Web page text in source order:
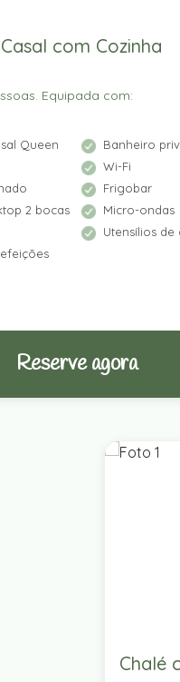
com Cozinha
Equipada com:
Queen
Banheiro
Wi-Fi
Frigobar
2 bocas
Micro-ondas
Utensílios de
Reserve agora
Chalé